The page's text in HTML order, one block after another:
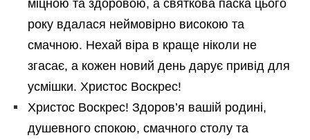
міцною та здоровою, а святкова паска цього
року вдалася неймовірно високою та
смачною. Нехай віра в краще ніколи не
згасає, а кожен новий день дарує привід для
усмішки. Христос Воскрес!
Христос Воскрес! Здоров’я вашій родині,
душевного спокою, смачного столу та